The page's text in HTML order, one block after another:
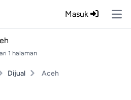
Masuk
1 halaman
Dijual Aceh